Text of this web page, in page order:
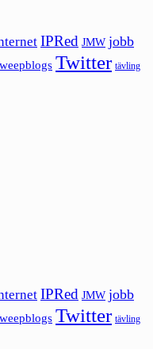
IPRed JMW jobb
Twitter tävling
IPRed JMW jobb
Twitter tävling